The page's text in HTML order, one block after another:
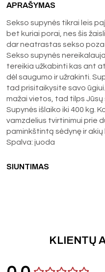
APRAŠYMAS
Sekso supynės tikrai leis
bet kuriai porai, nes šis
dar neatrastas sekso
Sekso supynės
tereikia užkabinti kas ant
dėl saugumo ir užrakinti.
tad prisitaikysite savo
mažai vietos, tad tilps
Supynės išlaiko iki 400 kg.
vamzdelius tvirtinimui prie
paminkštintą sėdynę ir akių
Spalva: juoda
SIUNTIMAS
KLIENTŲ